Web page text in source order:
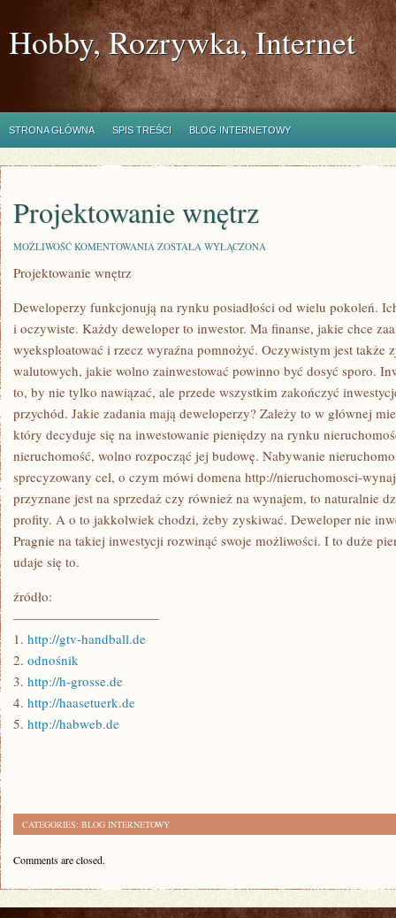
Hobby, Rozrywka, Internet
STRONA GŁÓWNA SPIS TREŚCI BLOG INTERNETOWY
Projektowanie wnętrz
MOŻLIWOŚĆ KOMENTOWANIA PROJEKTOWANIE
ZOSTAŁA WYŁĄCZONA
Projektowanie wnętrz
Deweloperzy funkcjonują na rynku posiadłości od wielu pokoleń.
i oczywiste. Każdy deweloper to inwestor. Ma finanse, jakie chce
wyeksploatować i rzecz wyraźna pomnożyć. Oczywistym jest także
walutowych, jakie wolno zainwestować powinno być dosyć sporo.
to, by nie tylko nawiązać, ale przede wszystkim zakończyć
przychód. Jakie zadania mają deweloperzy? Zależy to w głównej
który decyduje się na inwestowanie pieniędzy na rynku
nieruchomość, wolno rozpocząć jej budowę. Nabywanie
sprecyzowany cel, o czym mówi domena http://nieruchomosci-
przyznane jest na sprzedaż czy również na wynajem, to naturalnie
profity. A o to jakkolwiek chodzi, żeby zyskiwać. Deweloper nie
Pragnie na takiej inwestycji rozwinąć swoje możliwości. I to duże
udaje się to.
źródło:
———————————
1. http://gtv-handball.de
2. odnośnik
3. http://h-grosse.de
4. http://haasetuerk.de
5. http://habweb.de
CATEGORIES: BLOG INTERNETOWY
Comments are closed.